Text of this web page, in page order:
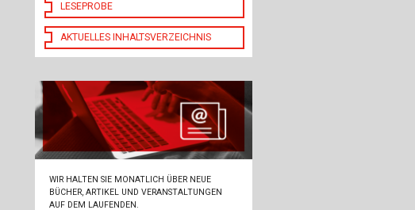
LESEPROBE
AKTUELLES INHALTSVERZEICHNIS
WIR HALTEN SIE MONATLICH ÜBER NEUE
BÜCHER, ARTIKEL UND VERANSTALTUNGEN
AUF DEM LAUFENDEN.